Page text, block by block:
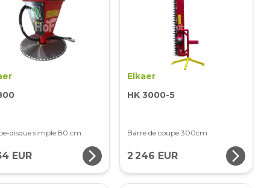
disque simple 80 cm
EUR arrow_forward_ios
Elkaer
HK 3000-5
Barre de coupe 300cm
2 246 EUR arrow_forward_ios